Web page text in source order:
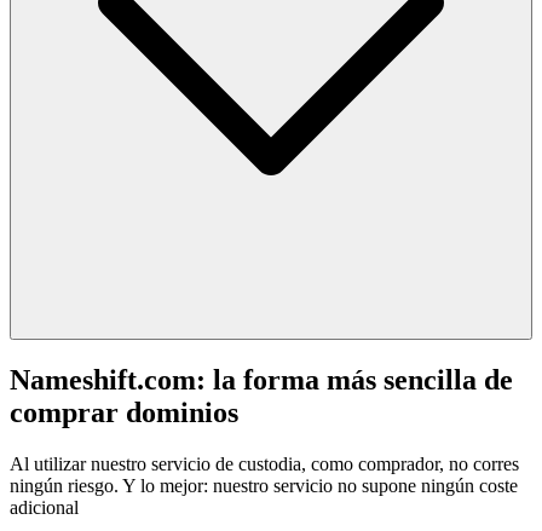
Nameshift.com: la forma más sencilla de
comprar dominios
Al utilizar nuestro servicio de custodia, como comprador, no corres
ningún riesgo. Y lo mejor: nuestro servicio no supone ningún coste
adicional